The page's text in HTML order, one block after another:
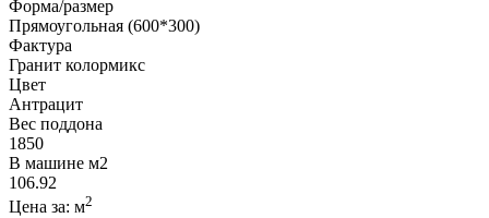
Форма/размер
Прямоугольная (600*300)
Фактура
Гранит колормикс
Цвет
Антрацит
Вес поддона
1850
В машине м2
106.92
Цена за: м2